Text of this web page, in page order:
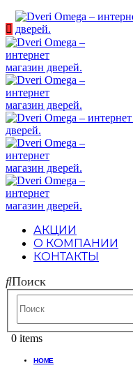
АКЦИИ
О КОМПАНИИ
КОНТАКТЫ
Поиск
0 items
HOME